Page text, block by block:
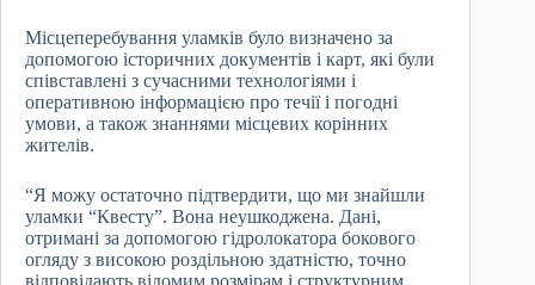
Місцеперебування уламків було визначено за
допомогою історичних документів і карт, які були
співставлені з сучасними технологіями і
оперативною інформацією про течії і погодні
умови, а також знаннями місцевих корінних
жителів.
“Я можу остаточно підтвердити, що ми знайшли
уламки “Квесту”. Вона неушкоджена. Дані,
отримані за допомогою гідролокатора бокового
огляду з високою роздільною здатністю, точно